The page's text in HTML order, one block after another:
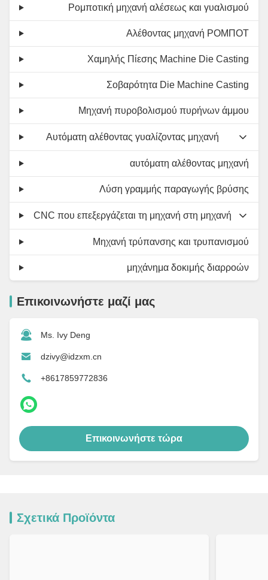
Ρομποτική μηχανή αλέσεως και γυαλισμού
Αλέθοντας μηχανή ΡΟΜΠΟΤ
Χαμηλής Πίεσης Machine Die Casting
Σοβαρότητα Die Machine Casting
Μηχανή πυροβολισμού πυρήνων άμμου
Αυτόματη αλέθοντας γυαλίζοντας μηχανή
αυτόματη αλέθοντας μηχανή
Λύση γραμμής παραγωγής βρύσης
CNC που επεξεργάζεται τη μηχανή στη μηχανή
Μηχανή τρύπανσης και τρυπανισμού
μηχάνημα δοκιμής διαρροών
Επικοινωνήστε μαζί μας
Ms. Ivy Deng
dzivy@idzxm.cn
+8617859772836
Επικοινωνήστε τώρα
Σχετικά Προϊόντα